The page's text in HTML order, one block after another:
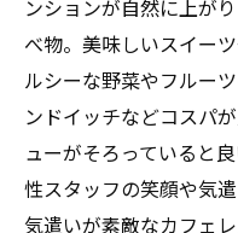
ンションが自然に上が
べ物。美味しいスイー
ルシーな野菜やフルー
ンドイッチなどコスパ
ューがそろっていると
性スタッフの笑顔や気
気遣いが素敵なカフェ